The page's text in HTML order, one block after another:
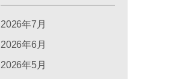
2026年7月
2026年6月
2026年5月